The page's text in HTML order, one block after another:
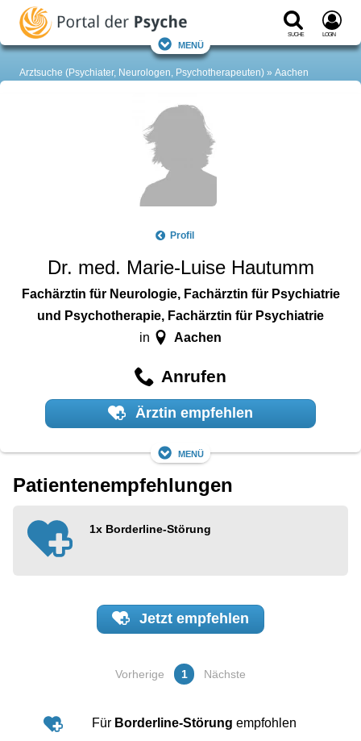
Suche Login
Menü
Arztsuche (Psychiater, Neurologen, Psychotherapeuten) Aachen
Profil
Dr. med. Marie-Luise Hautumm
Fachärztin für Neurologie, Fachärztin für Psychiatrie
und Psychotherapie, Fachärztin für Psychiatrie
in Aachen
Anrufen
Ärztin empfehlen
Menü
Patientenempfehlungen
1x Borderline-Störung
Jetzt empfehlen
Vorherige 1 Nächste
Für Borderline-Störung empfohlen